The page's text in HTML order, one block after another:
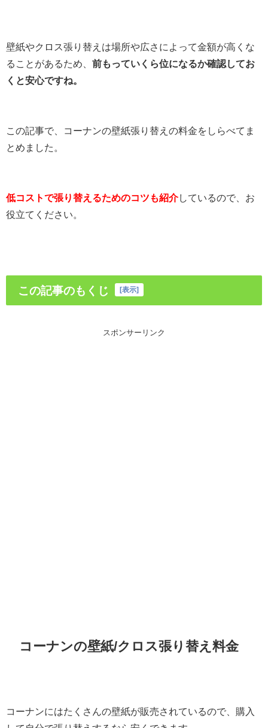
壁紙やクロス張り替えは場所や広さによって金額が高くな
ることがあるため、 前もっていくら位になるか確認してお
くと安心ですね。
この記事で、コーナンの壁紙張り替えの料金をしらべてま
とめました。
低コストで張り替えるためのコツも紹介しているので、お
役立てください。
この記事のもくじ [表示]
スポンサーリンク
コーナンの壁紙/クロス張り替え料金
コーナンにはたくさんの壁紙が販売されているので、購入